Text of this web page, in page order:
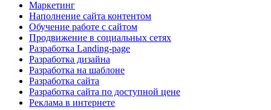
Маркетинг
Наполнение сайта контентом
Обучение работе с сайтом
Продвижение в социальных сетях
Разработка Landing-page
Разработка дизайна
Разработка на шаблоне
Разработка сайта
Разработка сайта по доступной цене
Реклама в интернете